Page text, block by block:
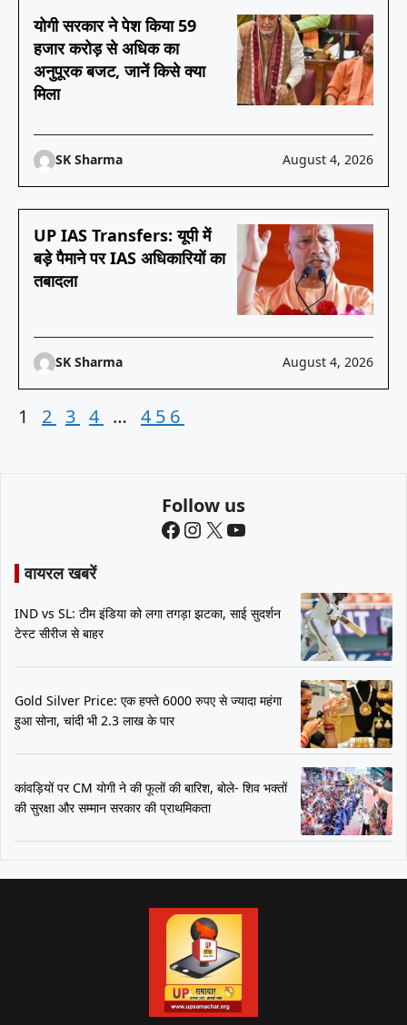
योगी सरकार ने पेश किया 59
हजार करोड़ से अधिक का
अनुपूरक बजट, जानें किसे क्या
मिला
SK Sharma August 4, 2026
UP IAS Transfers: यूपी में
बड़े पैमाने पर IAS अधिकारियों का
तबादला
SK Sharma August 4, 2026
1 2 3 4 … 456
Follow us
Facebook
Instagram
X YouTube
वायरल खबरें
IND vs SL: टीम इंडिया को लगा तगड़ा झटका, साई सुदर्शन
टेस्ट सीरीज से बाहर
Gold Silver Price: एक हफ्ते 6000 रुपए से ज्यादा महंगा
हुआ सोना, चांदी भी 2.3 लाख के पार
कांवड़ियों पर CM योगी ने की फूलों की बारिश, बोले- शिव भक्तों
की सुरक्षा और सम्मान सरकार की प्राथमिकता